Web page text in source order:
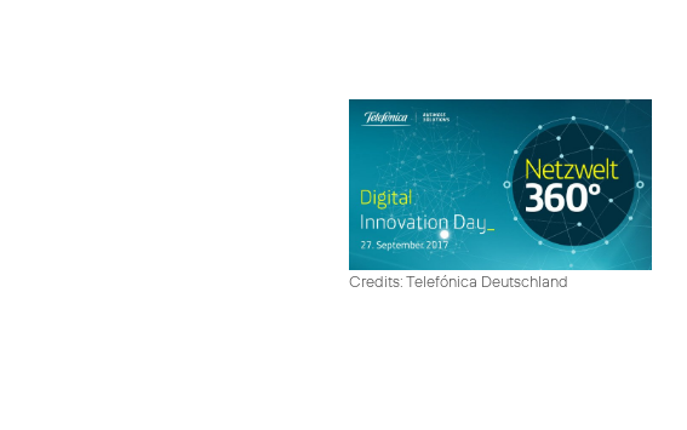
Credits: Telefónica Deutschland